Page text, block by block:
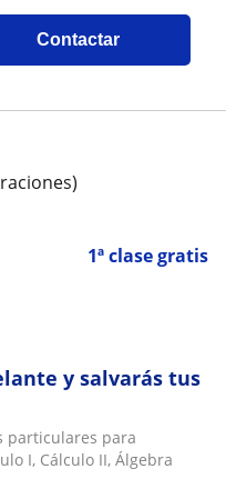
Contactar
1ª clase gratis
y salvarás tus
particulares para
I, Cálculo II, Álgebra